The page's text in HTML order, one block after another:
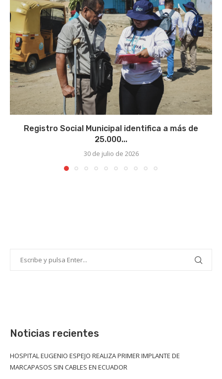
Registro Social Municipal identifica a más de
25.000...
30 de julio de 2026
Noticias recientes
HOSPITAL EUGENIO ESPEJO REALIZA PRIMER IMPLANTE DE
MARCAPASOS SIN CABLES EN ECUADOR